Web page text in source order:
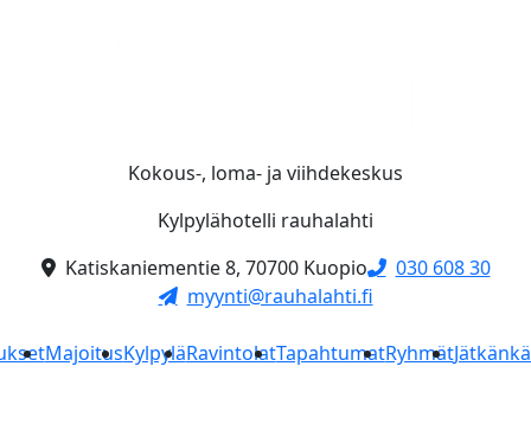
Kokous-, loma- ja viihdekeskus
Kylpylähotelli rauhalahti
Katiskaniementie 8, 70700 Kuopio
030 608 30
myynti@rauhalahti.fi
MajoitusKylpyläRavintolatTapahtumatRyhmät